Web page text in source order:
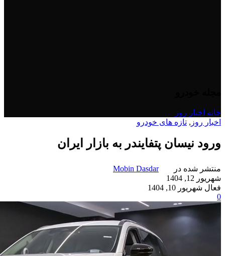
خانه اخبار روز
اخبار روز , تازه های خودرو
ورود نیسان پتفایندر به بازار ایران
منتشر شده در
Mobin Dasdar
شهریور 12, 1404
فعال شهریور 10, 1404
0